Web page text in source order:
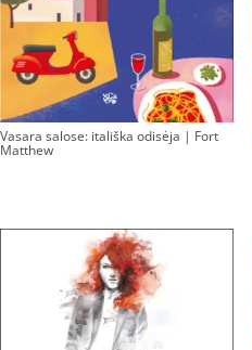
Vasara salose: itališka odisėja | Fort
Matthew